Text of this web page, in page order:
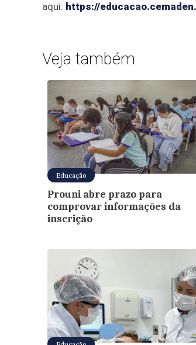
aqui: https://
Veja também
Educação
Prouni abre prazo para
comprovar informações da
inscrição